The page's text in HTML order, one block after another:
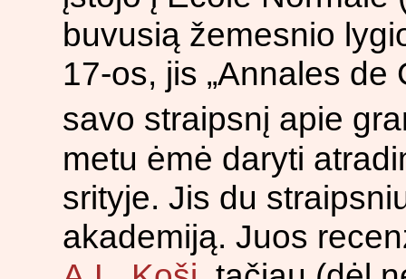
buvusią žemesnio
17-os, jis „Annales de
savo straipsnį apie
metu ėmė daryti
srityje. Jis du
akademiją. Juos